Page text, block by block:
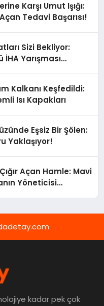
Karşı Umut Işığı:
Tedavi Başarısı!
Sizi Bekliyor:
İHA Yarışması
Kalkanı Keşfedildi:
Isı Kapakları
Eşsiz Bir Şölen:
Yaklaşıyor!
Açan Hamle: Mavi
Yöneticisi
kadar pek çok